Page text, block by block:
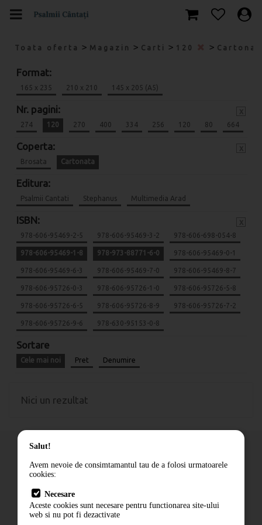
Toata oferta > Magazin > Carti > 120 >
Format:
165 x 235 210 x 210 145 x 205 (A5)
Nr. pagini:
274 120 270 400 334 256 120 80 664
Coperta:
Brosata Cartonata
Editura:
Psalmii Cantati Stephanus Multimedia Arad
ISBN:
978-606-95469-2-5 978-606-95469-3-2 978-606-698-054-8
978-606-95469-1-8 978-973-88771-6-0 978-606-95469-0-1
978-606-95469-6-3 978-606-95469-7-0 978-606-95469-8-7
978-606-95726-0-3 978-606-95726-1-0 978-606-95726-5-8
978-606-95726-6-5 978-606-95726-8-9 978-606-95726-7-2
978-606-95726-9-6 978-630-95153-0-8
Sortare
Cele mai noi Pret Denumire
Nici un rezultat
Cum comand
Livrare
Contact
Salut!
Avem nevoie de consimtamantul tau de a folosi urmatoarele
cookies:
Necesare
Aceste cookies sunt necesare pentru functionarea site-ului
web si nu pot fi dezactivate